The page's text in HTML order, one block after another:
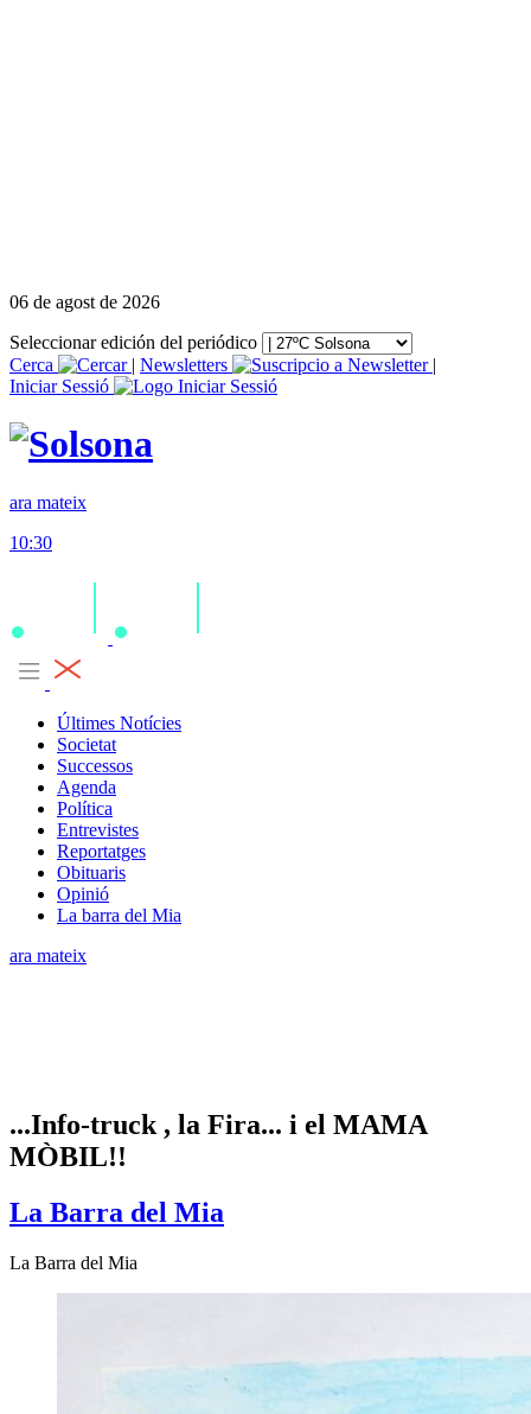
06 de agost de 2026
Seleccionar edición del periódico
Cerca
| Newsletters
|
Iniciar Sessió
ara mateix
10:30
Últimes Notícies
Societat
Successos
Agenda
Política
Entrevistes
Reportatges
Obituaris
Opinió
La barra del Mia
ara mateix
...Info-truck , la Fira... i el MAMA
MÒBIL!!
La Barra del Mia
La Barra del Mia